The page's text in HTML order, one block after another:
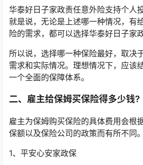
华泰好日子家政责任意外险支持个人
就是说，无论是上述哪一种情况，有
险的需求，都可以选择华泰好日子家
所以说，选择哪一种保险最好，取决
需求和实际情况。理想情况下，应该
一个全面的保障体系。
二、雇主给保姆买保险得多少钱?
雇主为保姆购买保险的具体费用会根
保额以及保险公司的政策而有所不同。
1、平安心安家政保